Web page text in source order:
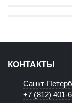
КОНТАКТЫ
Санкт-
+7 (812) 401-